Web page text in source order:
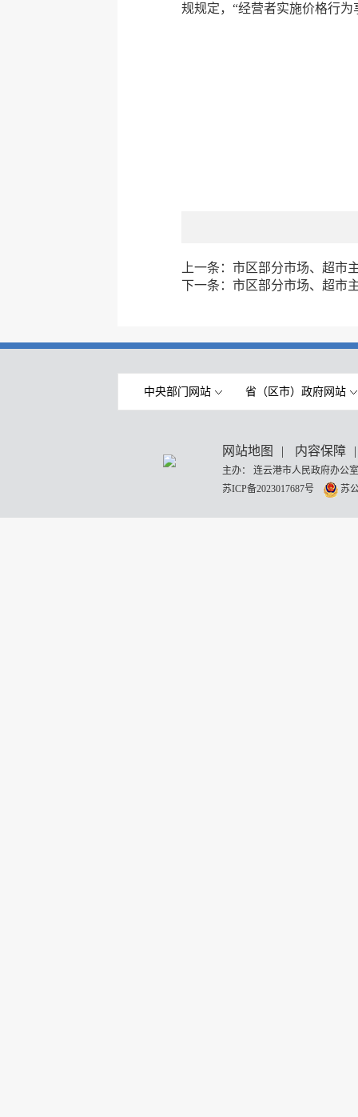
规规定，“经营者实施价格行
上一条： 市区部分市场、超市
下一条： 市区部分市场、超市
中央部门网站 省（区市）政府网站
网站地图 | 内容保障 |
主办： 连云港市人民政府办
苏ICP备2023017687号
苏